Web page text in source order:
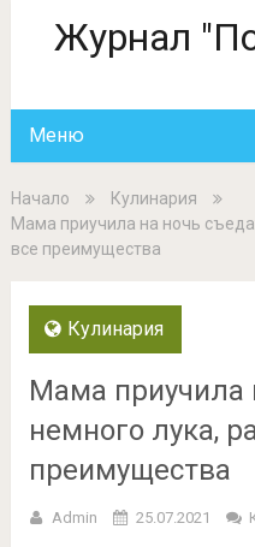
Журнал
Меню
Начало
Кулинария
Мама приучила на ночь
все преимущества
Кулинария
Мама приучила
немного лука,
преимущества
Admin 25.07.2021